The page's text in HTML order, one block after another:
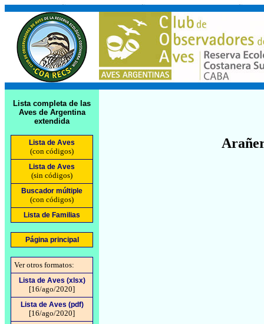
Lista completa de las
Aves de Argentina
extendida
Lista de Aves
(con códigos)
Lista de Aves
(sin códigos)
Buscador múltiple
(con códigos)
Lista de Familias
Página principal
Ver otros formatos:
Lista de Aves (xlsx)
[16/ago/2020]
Lista de Aves (pdf)
[16/ago/2020]